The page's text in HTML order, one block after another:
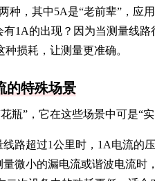
种，其中5A是“老前辈”，应
1A的出现？因为当测量线
损耗，让测量更准确。
的特殊场景
瓶”，它在这些场景中可是“实
路超过1公里时，1A电流的
量微小的漏电流或谐波电流时